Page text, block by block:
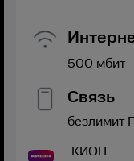
500 мбит
Связь
безлимит
КИОН